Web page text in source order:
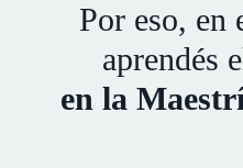
Por eso, en
aprendés
en la